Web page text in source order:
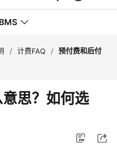
/ 计费FAQ / 预付费和后付
思？如何选